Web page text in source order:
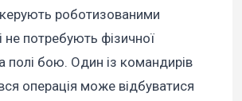
роботизованими
не потребують фізичної
полі бою. Один із командирів
операція може відбуватися